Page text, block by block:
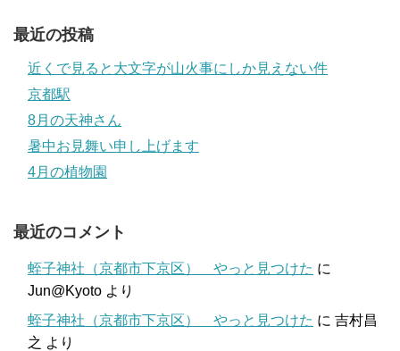
最近の投稿
近くで見ると大文字が山火事にしか見えない件
京都駅
8月の天神さん
暑中お見舞い申し上げます
4月の植物園
最近のコメント
蛭子神社（京都市下京区） やっと見つけた に
Jun@Kyoto より
蛭子神社（京都市下京区） やっと見つけた に 吉村昌
之 より